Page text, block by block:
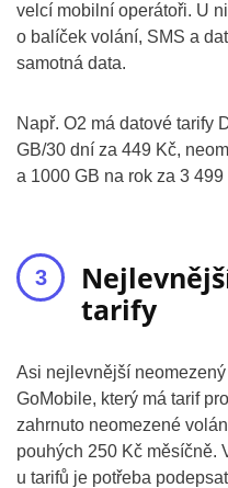
velcí mobilní operátoři. U
o balíček volání, SMS a
samotná data.
Např. O2 má datové tarify
GB/30 dní za 449 Kč,
a 1000 GB na rok za 3 499
tarify
Asi nejlevnější
GoMobile, který má tarif
zahrnuto neomezené
pouhých 250 Kč měsíčně.
u tarifů je potřeba